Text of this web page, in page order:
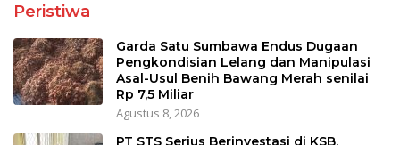
Peristiwa
Garda Satu Sumbawa Endus Dugaan
Pengkondisian Lelang dan Manipulasi
Asal-Usul Benih Bawang Merah senilai
Rp 7,5 Miliar
Agustus 8, 2026
PT STS Serius Berinvestasi di KSB,